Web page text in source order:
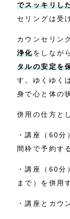
でスッキリし
セリングは受
カウンセリン
浄化をしなが
タルの安定を
す。ゆくゆく
身で心と体の
併用の仕方と
・講座（60
間枠で予約す
・講座（60
まで）を併用
・講座とカウ